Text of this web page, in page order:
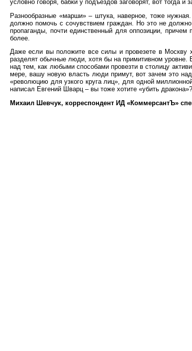
условно говоря, бабки у подъездов заговорят, вот тогда и
Разнообразные «марши» – штука, наверное, тоже
должно помочь с сочувствием граждан. Но это не
пропаганды, почти единственный для оппозиции,
более.
Даже если вы положите все силы и провезете в Москву
разделят обычные люди, хотя бы на примитивном уровне.
над тем, как любыми способами провезти в столицу
мере, вашу новую власть люди примут, вот зачем это
«революцию для узкого круга лиц», для одной
написал Евгений Шварц – вы тоже хотите «убить
Михаил Шевчук, корреспондент ИД «КоммерсантЪ»